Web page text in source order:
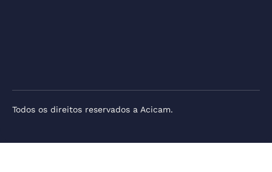
Todos os direitos reservados a Acicam.